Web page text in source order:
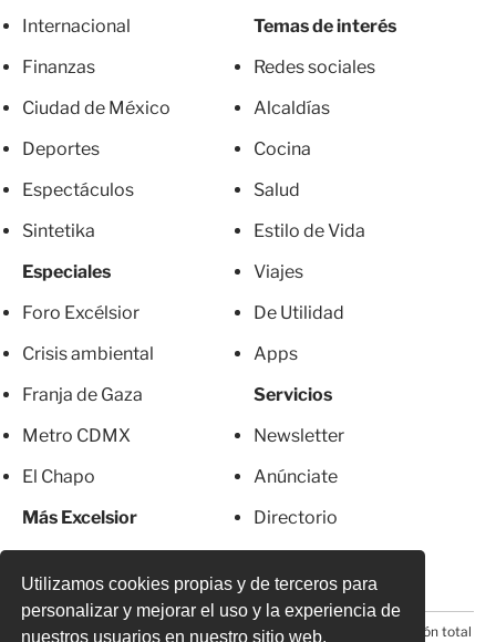
Utilizamos cookies propias y de terceros para
personalizar y mejorar el uso y la experiencia de
nuestros usuarios en nuestro sitio web.
Internacional
Finanzas
Ciudad de México
Deportes
Espectáculos
Sintetika
Especiales
Foro Excélsior
Crisis ambiental
Franja de Gaza
Metro CDMX
El Chapo
Más Excelsior
Temas de interés
Redes sociales
Alcaldías
Cocina
Salud
Estilo de Vida
Viajes
De Utilidad
Apps
Servicios
Newsletter
Anúnciate
Directorio
© 2026 Todos los derechos reservados. Prohibida la reproducción total